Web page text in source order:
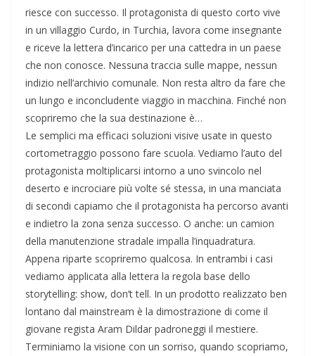
riesce con successo. Il protagonista di questo corto vive
in un villaggio Curdo, in Turchia, lavora come insegnante
e riceve la lettera d’incarico per una cattedra in un paese
che non conosce. Nessuna traccia sulle mappe, nessun
indizio nell’archivio comunale. Non resta altro da fare che
un lungo e inconcludente viaggio in macchina. Finché non
scopriremo che la sua destinazione è…
Le semplici ma efficaci soluzioni visive usate in questo
cortometraggio possono fare scuola. Vediamo l’auto del
protagonista moltiplicarsi intorno a uno svincolo nel
deserto e incrociare più volte sé stessa, in una manciata
di secondi capiamo che il protagonista ha percorso avanti
e indietro la zona senza successo. O anche: un camion
della manutenzione stradale impalla l’inquadratura.
Appena riparte scopriremo qualcosa. In entrambi i casi
vediamo applicata alla lettera la regola base dello
storytelling: show, don’t tell. In un prodotto realizzato ben
lontano dal mainstream è la dimostrazione di come il
giovane regista Aram Dildar padroneggi il mestiere.
Terminiamo la visione con un sorriso, quando scopriamo,